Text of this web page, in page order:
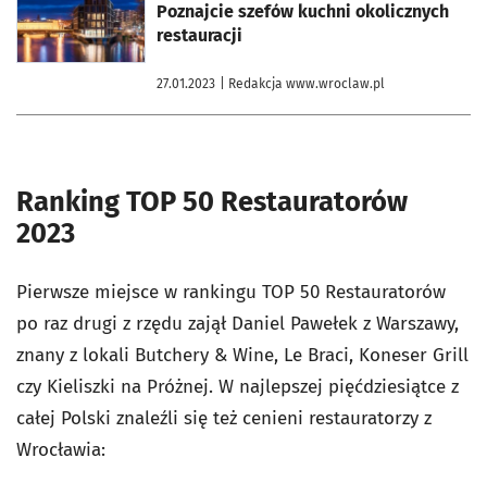
Poznajcie szefów kuchni okolicznych
restauracji
27.01.2023 | Redakcja www.wroclaw.pl
Ranking TOP 50 Restauratorów
2023
Pierwsze miejsce w rankingu TOP 50 Restauratorów
po raz drugi z rzędu zajął Daniel Pawełek z Warszawy,
znany z lokali Butchery & Wine, Le Braci, Koneser Grill
czy Kieliszki na Próżnej. W najlepszej pięćdziesiątce z
całej Polski znaleźli się też cenieni restauratorzy z
Wrocławia: